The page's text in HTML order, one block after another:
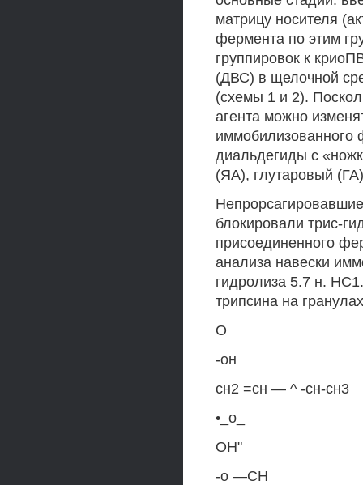
матрицу носителя
фермента по этим
группировок к
(ДВС) в щелочной
(схемы 1 и 2).
агента можно
иммобилизованного
диальдегиды с
(ЯА), глутаровый
блокировали трис-
присоединенного
анализа навески
гидролиза 5.7 н.
трипсина на
О
-он
сн2 =сн — ^ -сн-сн3
•_о_
ОН"
-о —СН